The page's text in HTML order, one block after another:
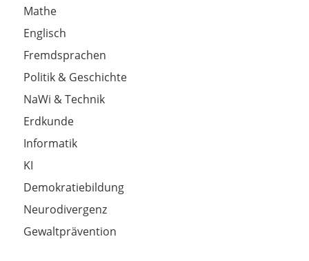
Mathe
Englisch
Fremdsprachen
Politik & Geschichte
NaWi & Technik
Erdkunde
Informatik
KI
Demokratiebildung
Neurodivergenz
Gewaltprävention